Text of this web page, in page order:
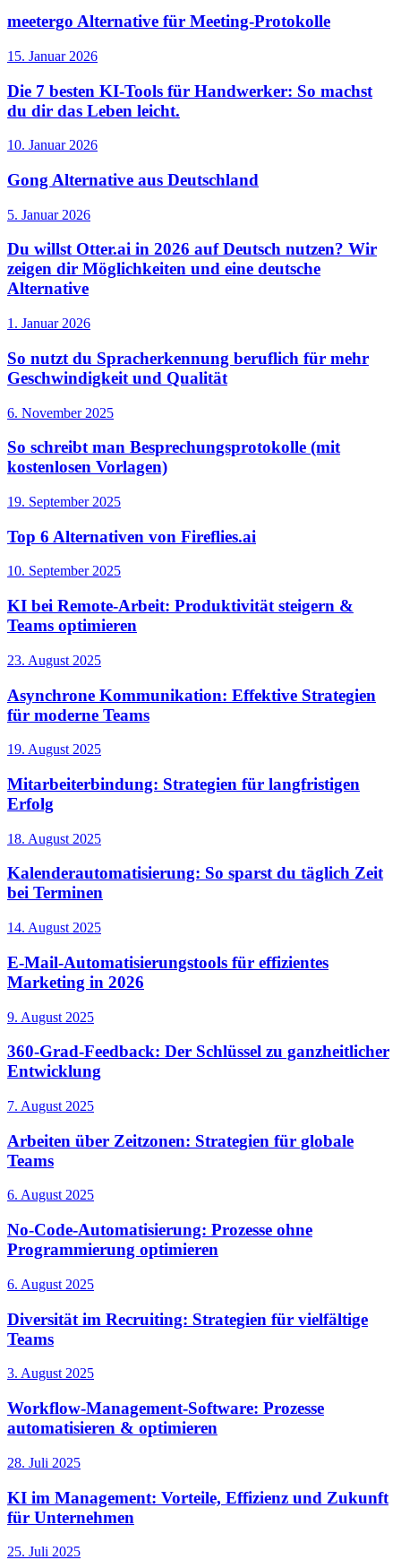
meetergo Alternative für Meeting-Protokolle
15. Januar 2026
Die 7 besten KI-Tools für Handwerker: So machst
du dir das Leben leicht.
10. Januar 2026
Gong Alternative aus Deutschland
5. Januar 2026
Du willst Otter.ai in 2026 auf Deutsch nutzen? Wir
zeigen dir Möglichkeiten und eine deutsche
Alternative
1. Januar 2026
So nutzt du Spracherkennung beruflich für mehr
Geschwindigkeit und Qualität
6. November 2025
So schreibt man Besprechungsprotokolle (mit
kostenlosen Vorlagen)
19. September 2025
Top 6 Alternativen von Fireflies.ai
10. September 2025
KI bei Remote-Arbeit: Produktivität steigern &
Teams optimieren
23. August 2025
Asynchrone Kommunikation: Effektive Strategien
für moderne Teams
19. August 2025
Mitarbeiterbindung: Strategien für langfristigen
Erfolg
18. August 2025
Kalenderautomatisierung: So sparst du täglich Zeit
bei Terminen
14. August 2025
E-Mail-Automatisierungstools für effizientes
Marketing in 2026
9. August 2025
360-Grad-Feedback: Der Schlüssel zu ganzheitlicher
Entwicklung
7. August 2025
Arbeiten über Zeitzonen: Strategien für globale
Teams
6. August 2025
No-Code-Automatisierung: Prozesse ohne
Programmierung optimieren
6. August 2025
Diversität im Recruiting: Strategien für vielfältige
Teams
3. August 2025
Workflow-Management-Software: Prozesse
automatisieren & optimieren
28. Juli 2025
KI im Management: Vorteile, Effizienz und Zukunft
für Unternehmen
25. Juli 2025